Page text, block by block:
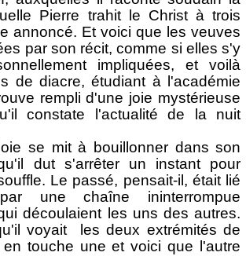
Pierre trahit le Christ à trois
annoncé. Et voici que les veuves
par son récit, comme si elles s'y
impliquées, et voilà
de diacre, étudiant à l'académie
rempli d'une joie mystérieuse
constate l'actualité de la nuit
se mit à bouillonner dans son
dut s'arrêter un instant pour
Le passé, pensait-il, était lié
une chaîne ininterrompue
découlaient les uns des autres.
voyait les deux extrémités de
touche une et voici que l'autre